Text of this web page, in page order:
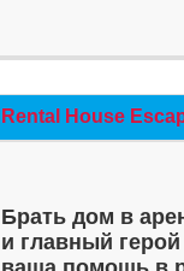
Rental House
Брать дом в
и главный